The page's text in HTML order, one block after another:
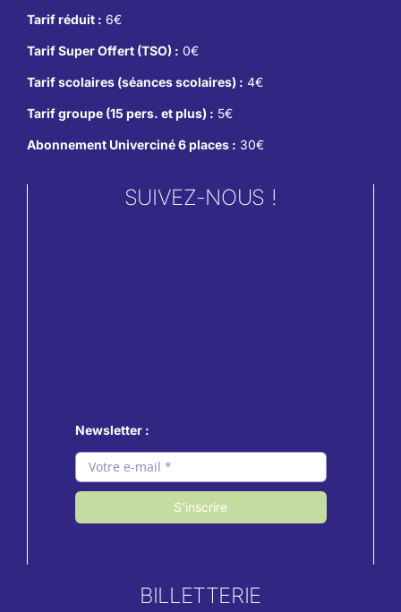
Tarif réduit : 6€
Tarif Super Offert (TSO) : 0€
Tarif scolaires (séances scolaires) : 4€
Tarif groupe (15 pers. et plus) : 5€
Abonnement Univerciné 6 places : 30€
SUIVEZ-NOUS !
Newsletter :
S'inscrire
BILLETTERIE